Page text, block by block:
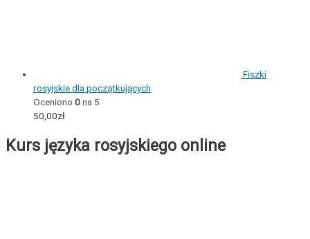
Fiszki
rosyjskie dla początkujących
Oceniono 0na 5
50,00zł
Kurs języka rosyjskiego online